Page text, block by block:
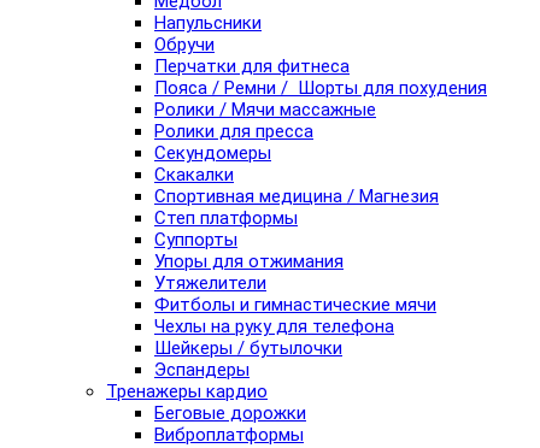
Напульсники
Обручи
Перчатки для фитнеса
Пояса / Ремни / Шорты для похудения
Ролики / Мячи массажные
Ролики для пресса
Секундомеры
Скакалки
Спортивная медицина / Магнезия
Степ платформы
Суппорты
Упоры для отжимания
Утяжелители
Фитболы и гимнастические мячи
Чехлы на руку для телефона
Шейкеры / бутылочки
Эспандеры
Тренажеры кардио
Беговые дорожки
Виброплатформы